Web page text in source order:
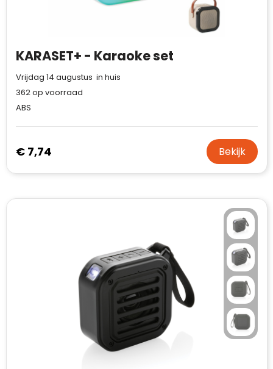
GolfOriginals
James Harvest
Kingcap
Moleskine
MyKit
KARASET+ - Karaoke set
Vrijdag 14 augustus in huis
362op voorraad
ABS
€ 7,74 Bekijk